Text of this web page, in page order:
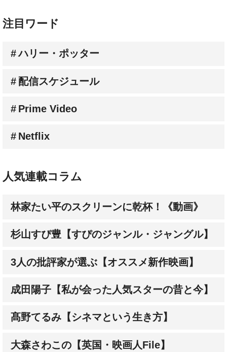
注目ワード
ハリー・ポッター
配信スケジュール
Prime Video
Netflix
人気連載コラム
林家たい平のスクリーンに乾杯！《動画》
杉山すぴ豊【すぴのジャンル・ジャングル】
3人の批評家が選ぶ【オススメ新作映画】
成田陽子【私が会った人気スターの昔と今】
髙野てるみ【シネマという生き方】
大森さわこの【英国・映画人File】